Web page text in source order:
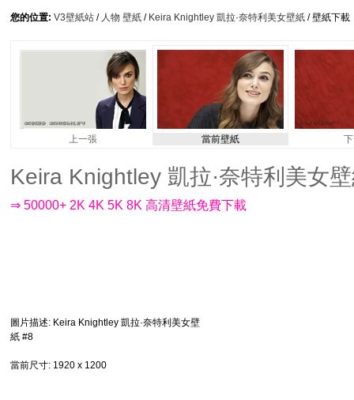
您的位置: V3壁紙站 / 人物 壁紙 / Keira Knightley 凱拉·奈特利美女壁紙 / 壁紙下載
上一張 當前壁紙
Keira Knightley 凱拉·奈特利美女
⇒ 50000+ 2K 4K 5K 8K 高清壁紙免費下載
圖片描述: Keira Knightley 凱拉·奈特利美女壁
紙 #8
當前尺寸: 1920 x 1200